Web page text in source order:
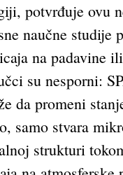
potvrđuje ovu
naučne studije
na padavine
su nesporni:
da promeni
samo stvara
strukturi